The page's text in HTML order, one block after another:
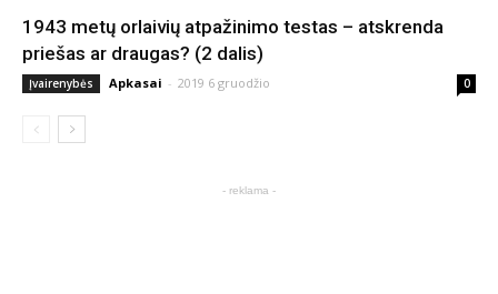
1943 metų orlaivių atpažinimo testas – atskrenda
priešas ar draugas? (2 dalis)
Įvairenybės Apkasai - 2019 6 gruodžio 0
- reklama -